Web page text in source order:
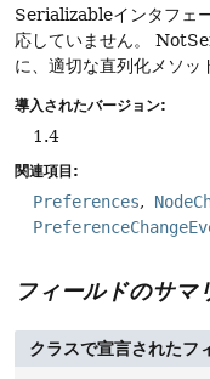
Serializableインタフェ
応していません。
に、適切な直列化メソッ
導入されたバージョン:
1.4
関連項目:
Preferences
フィールドのサマ
クラスで宣言されたフ